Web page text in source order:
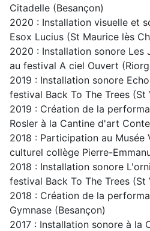
Citadelle (Besançon)
2020 : Installation visuelle et
Esox Lucius (St Maurice lès
2020 : Installation sonore Les
au festival A ciel Ouvert
2019 : Installation sonore
festival Back To The Trees (St
2019 : Création de la
Rosler à la Cantine d'art
2018 : Participation au Musée
culturel collège Pierre-
2018 : Installation sonore
festival Back To The Trees (St
2018 : Création de la
Gymnase (Besançon)
2017 : Installation sonore à la